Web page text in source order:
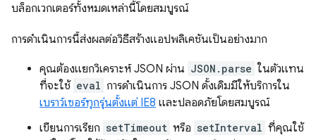
บล็อกเวกเตอร์ทั้งหมดเหล่านี้โดยสมบูรณ์
การดำเนินการนี้ส่งผลต่อวิธีสร้างแอปพลิเคชันเป็นอย่างมาก
คุณต้องแยกวิเคราะห์ JSON ผ่าน JSON.parse ในตัวแทน
ที่จะใช้ eval การดำเนินการ JSON ดั้งเดิมมีให้บริการใน
เบราว์เซอร์ทุกรุ่นตั้งแต่ IE8 และปลอดภัยโดยสมบูรณ์
เขียนการเรียก setTimeout หรือ setInterval ที่คุณใช้